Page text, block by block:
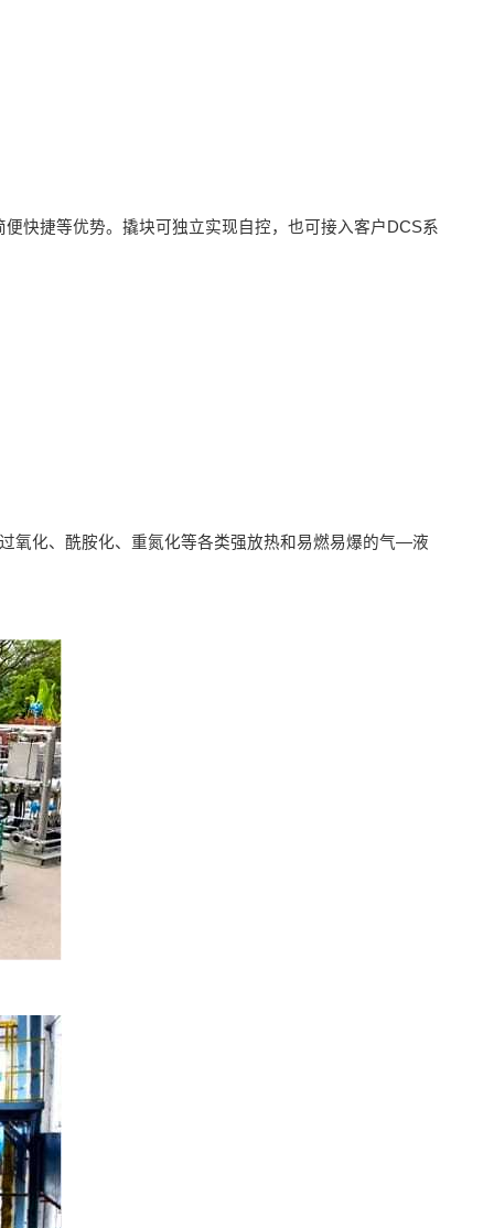
快捷等优势。撬块可独立实现自控，也可接入客户DCS系
氧化、酰胺化、重氮化等各类强放热和易燃易爆的气—液